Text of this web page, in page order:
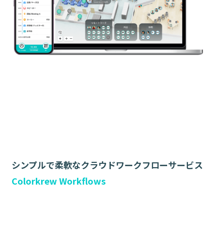
シンプルで柔軟なクラウドワークフローサービス
Colorkrew Workflows